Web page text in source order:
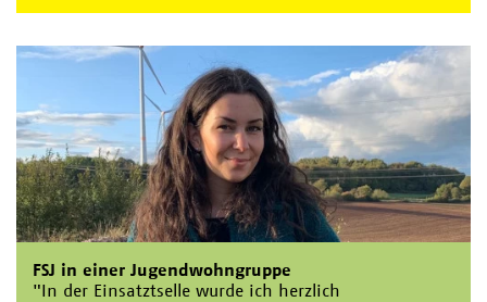
FSJ in einer Jugendwohngruppe
"In der Einsatztselle wurde ich herzlich